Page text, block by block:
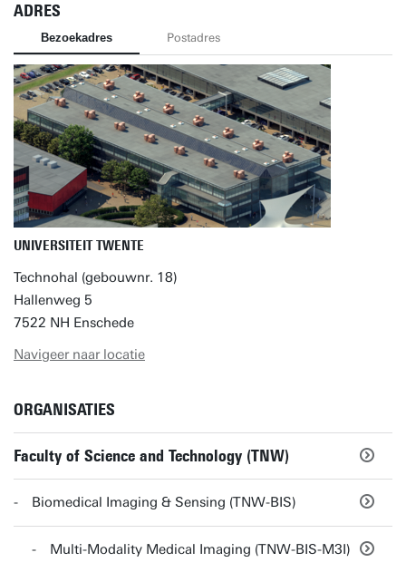
ADRES
Bezoekadres Postadres
UNIVERSITEIT TWENTE
Technohal (gebouwnr. 18)
Hallenweg 5
7522 NH Enschede
Navigeer naar locatie
ORGANISATIES
Faculty of Science and Technology (TNW)
Biomedical Imaging & Sensing (TNW-BIS)
Multi-Modality Medical Imaging (TNW-BIS-M3I)